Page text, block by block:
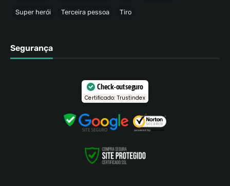
Super herói Terceira pessoa Tiro
Segurança
Check-out seguro
Certificado: Trustindex